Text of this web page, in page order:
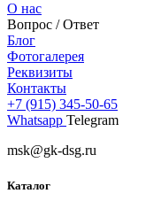
О нас
Вопрос / Ответ
Блог
Фотогалерея
Реквизиты
Контакты
+7 (915) 345-50-65
Whatsapp Telegram
msk@gk-dsg.ru
Каталог